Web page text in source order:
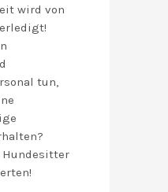
wird von
tun,
Hundesitter